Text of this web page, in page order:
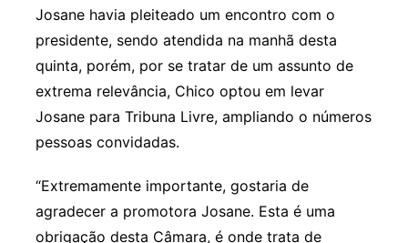
Josane havia pleiteado um encontro com o
presidente, sendo atendida na manhã desta
quinta, porém, por se tratar de um assunto de
extrema relevância, Chico optou em levar
Josane para Tribuna Livre, ampliando o números
pessoas convidadas.
“Extremamente importante, gostaria de
agradecer a promotora Josane. Esta é uma
obrigação desta Câmara, é onde trata de